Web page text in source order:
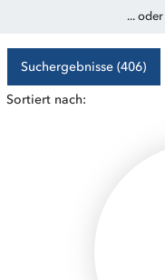
... oder
Suchergebnisse (406)
Sortiert nach: